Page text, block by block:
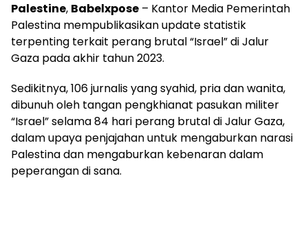
Palestine, Babelxpose – Kantor Media Pemerintah
Palestina mempublikasikan update statistik
terpenting terkait perang brutal “Israel” di Jalur
Gaza pada akhir tahun 2023.
Sedikitnya, 106 jurnalis yang syahid, pria dan wanita,
dibunuh oleh tangan pengkhianat pasukan militer
“Israel” selama 84 hari perang brutal di Jalur Gaza,
dalam upaya penjajahan untuk mengaburkan narasi
Palestina dan mengaburkan kebenaran dalam
peperangan di sana.